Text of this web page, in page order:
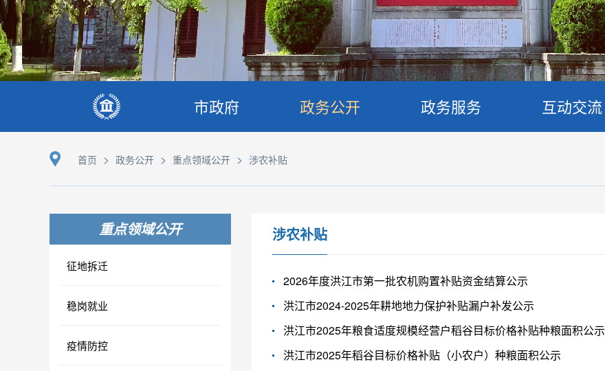
市政府 政务公开 政务服务 互动交流
首页 > 政务公开 > 重点领域公开 > 涉农补贴
重点领域公开
征地拆迁
稳岗就业
疫情防控
涉农补贴
2026年度洪江市第一批农机购置补贴资金结算公示
洪江市2024-2025年耕地地力保护补贴漏户补发公示
洪江市2025年粮食适度规模经营户稻谷目标价格补贴种粮面积公示
洪江市2025年稻谷目标价格补贴（小农户）种粮面积公示